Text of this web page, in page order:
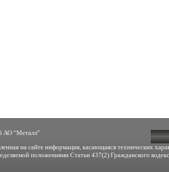
АО “Металл”
на сайте информация, касающаяся технических
положениями Статьи 437(2) Гражданского